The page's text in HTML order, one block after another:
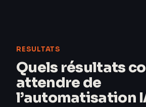
RESULTATS
Quels résultats
attendre de
l’automatisation